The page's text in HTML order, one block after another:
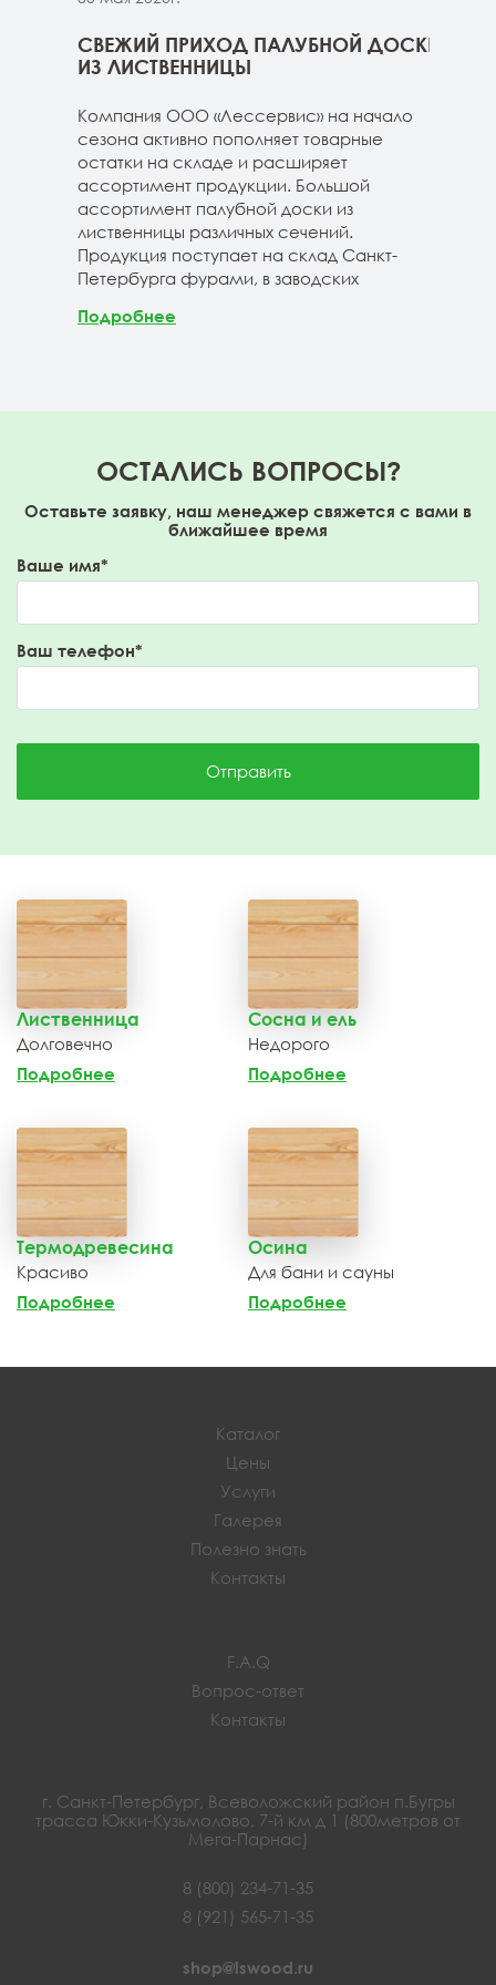
СВЕЖИЙ ПРИХОД ПАЛУБНОЙ ДОСКИ
ИЗ ЛИСТВЕННИЦЫ
Компания ООО «Лессервис» на начало
сезона активно пополняет товарные
остатки на складе и расширяет
ассортимент продукции. Большой
ассортимент палубной доски из
лиственницы различных сечений.
Продукция поступает на склад Санкт-
Петербурга фурами, в заводских
Подробнее
ОСТАЛИСЬ ВОПРОСЫ?
Оставьте заявку, наш менеджер свяжется с вами в
ближайшее время
Ваше имя*
Ваш телефон*
Отправить
Лиственница
Долговечно
Подробнее
Сосна и ель
Недорого
Подробнее
Термодревесина
Красиво
Подробнее
Осина
Для бани и сауны
Подробнее
Каталог
Цены
Услуги
Галерея
Полезно знать
Контакты
F.A.Q
Вопрос-ответ
Контакты
г. Санкт-Петербург, Всеволожский район п.Бугры
трасса Юкки-Кузьмолово, 7-й км д 1 (800метров от
Мега-Парнас)
8 (800) 234-71-35
8 (921) 565-71-35
shop@lswood.ru